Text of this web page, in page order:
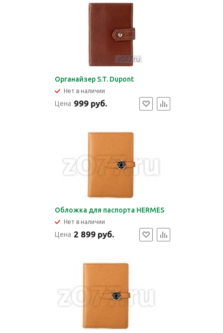
Органайзер S.T. Dupont
Нет в наличии
Цена 999 руб.
Обложка для паспорта HERMES
Нет в наличии
Цена 2 899 руб.